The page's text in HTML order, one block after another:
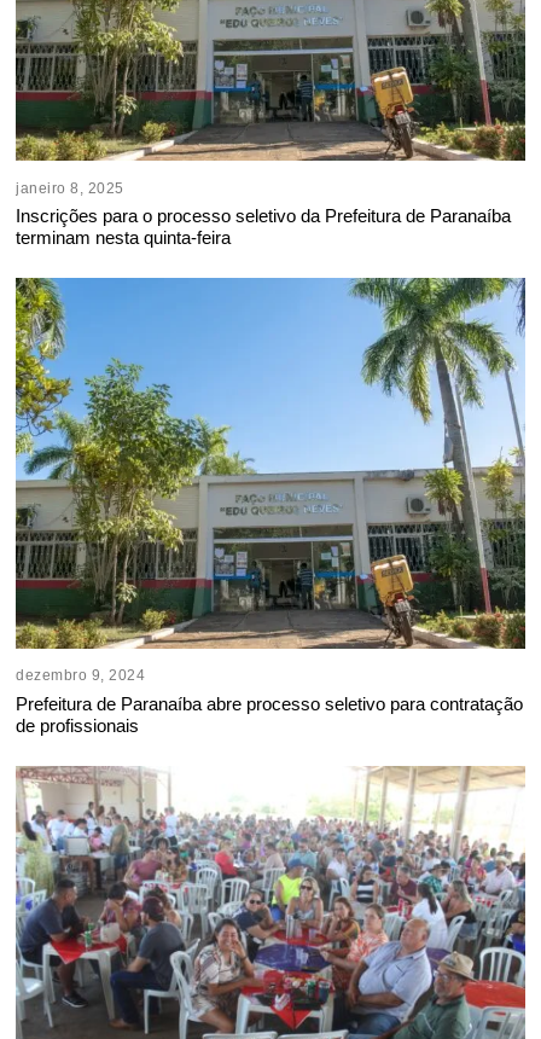
janeiro 8, 2025
Inscrições para o processo seletivo da Prefeitura de Paranaíba
terminam nesta quinta-feira
dezembro 9, 2024
Prefeitura de Paranaíba abre processo seletivo para contratação
de profissionais